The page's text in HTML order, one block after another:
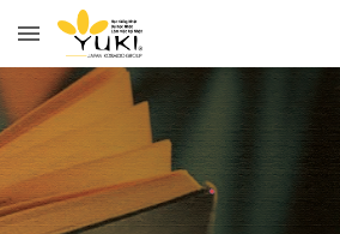
Skip to main content